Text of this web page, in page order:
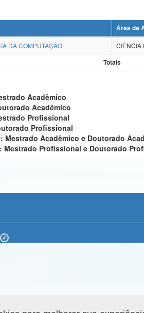
Área de
DA COMPUTAÇÃO
CIÊNCIA
Totais
Acadêmico
Doutorado Acadêmico
Profissional
Profissional
Mestrado Acadêmico e Doutorado
Mestrado Profissional e Doutorado